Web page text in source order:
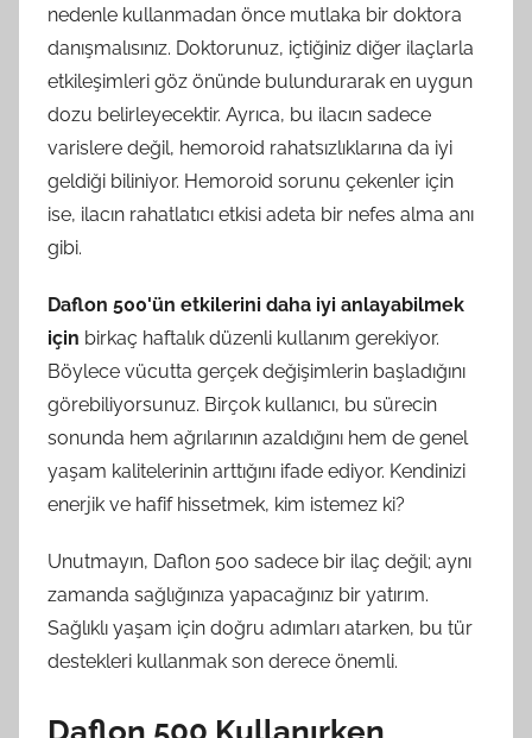
nedenle kullanmadan önce mutlaka bir doktora
danışmalısınız. Doktorunuz, içtiğiniz diğer ilaçlarla
etkileşimleri göz önünde bulundurarak en uygun
dozu belirleyecektir. Ayrıca, bu ilacın sadece
varislere değil, hemoroid rahatsızlıklarına da iyi
geldiği biliniyor. Hemoroid sorunu çekenler için
ise, ilacın rahatlatıcı etkisi adeta bir nefes alma anı
gibi.
Daflon 500'ün etkilerini daha iyi anlayabilmek
için birkaç haftalık düzenli kullanım gerekiyor.
Böylece vücutta gerçek değişimlerin başladığını
görebiliyorsunuz. Birçok kullanıcı, bu sürecin
sonunda hem ağrılarının azaldığını hem de genel
yaşam kalitelerinin arttığını ifade ediyor. Kendinizi
enerjik ve hafif hissetmek, kim istemez ki?
Unutmayın, Daflon 500 sadece bir ilaç değil; aynı
zamanda sağlığınıza yapacağınız bir yatırım.
Sağlıklı yaşam için doğru adımları atarken, bu tür
destekleri kullanmak son derece önemli.
Daflon 500 Kullanırken